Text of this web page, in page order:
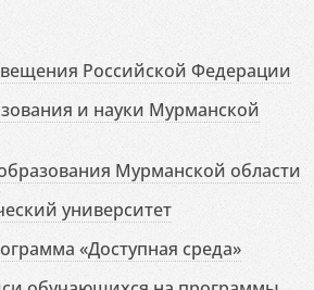
Российской Федерации
и науки Мурманской
Мурманской области
университет
«Доступная среда»